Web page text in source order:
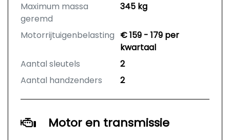
Maximum massa
geremd
345 kg
Motorrijtuigenbelasting € 159 - 179 per
kwartaal
Aantal sleutels
2
Aantal handzenders
2
Motor en transmissie